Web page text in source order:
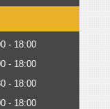
18:00
18:00
18:00
18:00